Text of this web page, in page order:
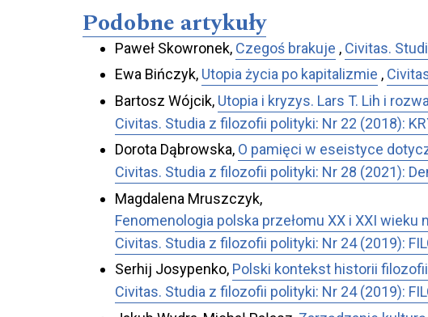
Podobne artykuły
Paweł Skowronek, Czegoś brakuje , Civitas.
Ewa Bińczyk, Utopia życia po kapitalizmie ,
Bartosz Wójcik, Utopia i kryzys. Lars T. Lih i
Civitas. Studia z filozofii polityki: Nr 22 (2018):
Dorota Dąbrowska, O pamięci w eseistyce
Civitas. Studia z filozofii polityki: Nr 28 (2021):
Magdalena Mruszczyk,
Fenomenologia polska przełomu XX i XXI
Civitas. Studia z filozofii polityki: Nr 24 (2019):
Serhij Josypenko, Polski kontekst historii
Civitas. Studia z filozofii polityki: Nr 24 (2019):